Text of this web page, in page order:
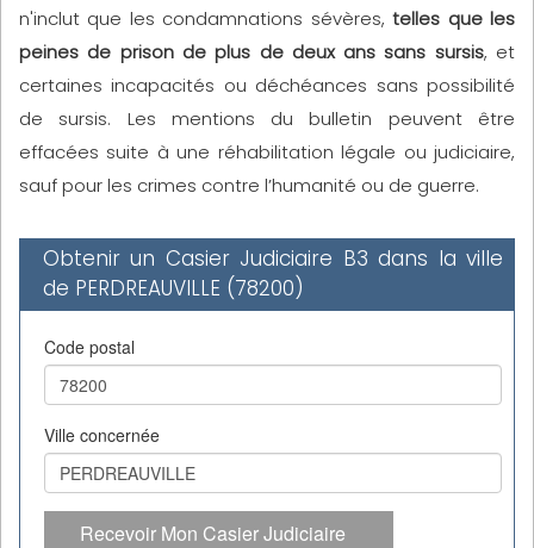
n'inclut que les condamnations sévères,telles que les
peines de prison de plus de deux ans sans sursis, et
certaines incapacités ou déchéances sans possibilité
de sursis. Les mentions du bulletin peuvent être
effacées suite à une réhabilitation légale ou judiciaire,
sauf pour les crimes contre l’humanité ou de guerre.
Obtenir un Casier Judiciaire B3 dans la ville
de PERDREAUVILLE (78200)
Code postal
Ville concernée
Recevoir Mon Casier Judiciaire